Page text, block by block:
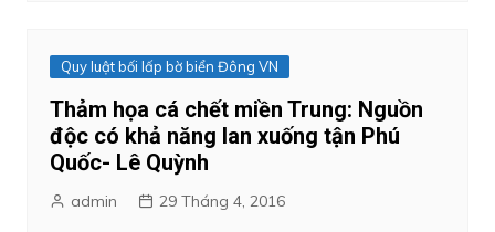
Quy luật bối lấp bờ biển Đông VN
Thảm họa cá chết miền Trung: Nguồn
độc có khả năng lan xuống tận Phú
Quốc- Lê Quỳnh
admin 29 Tháng 4, 2016